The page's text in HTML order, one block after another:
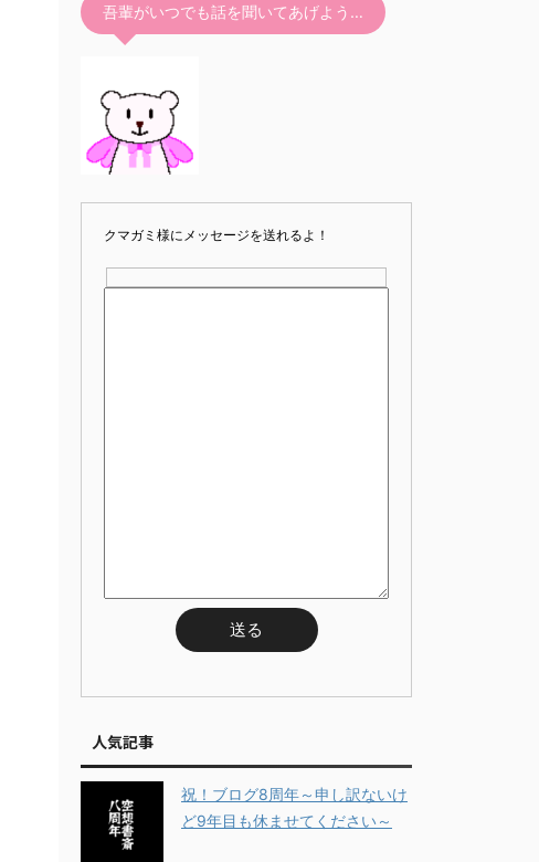
吾輩がいつでも話を聞いてあげよう…
クマガミ様にメッセージを送れるよ！
人気記事
祝！ブログ8周年～申し訳ないけ
ど9年目も休ませてください～